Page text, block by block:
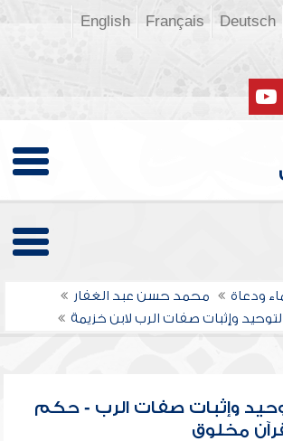
Deutsch
Français
English
ودعاة
محمد حسن عبد الغفار
وإثبات صفات الرب لابن خزيمة
وإثبات صفات الرب - حكم
مخلوق